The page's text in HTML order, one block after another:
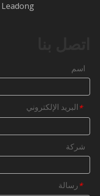
Leadong
اسم
*البريد الإلكتروني
شركة
*رسالة